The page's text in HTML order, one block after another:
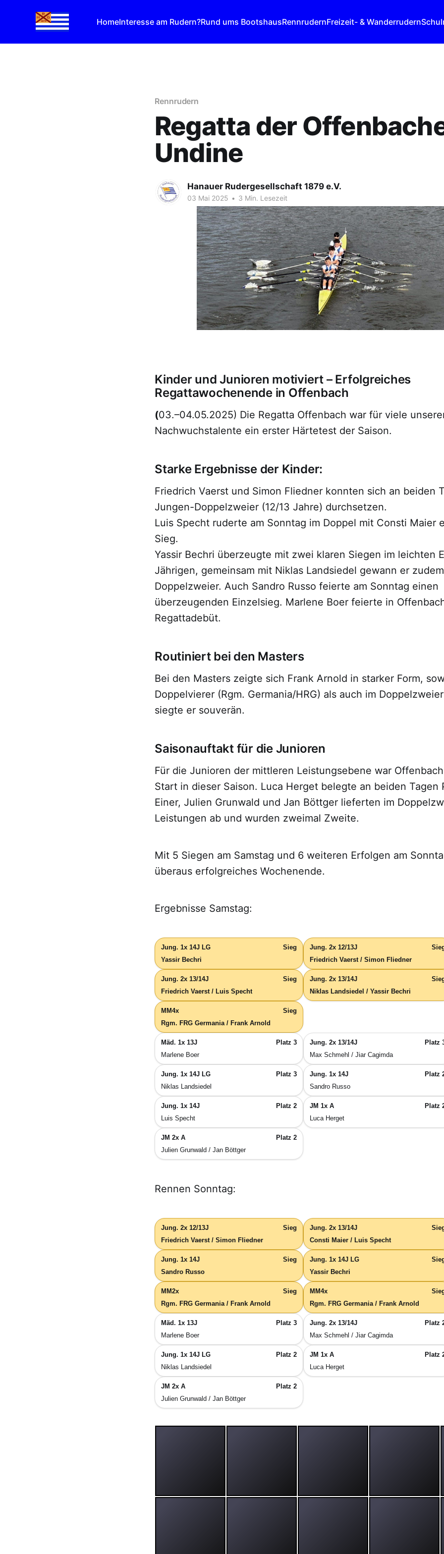
HomeInteresse am Rudern?Rund ums BootshausRennrudernFreizeit- & Wanderrudern
Rennrudern
Regatta der
Undine
Hanauer Rudergesellschaft 1879 e.V.
03 Mai 2025 • 3 Min. Lesezeit
Kinder und Junioren motiviert – Erfolgreiches
Regattawochenende in Offenbach
(03.–04.05.2025) Die Regatta Offenbach war für viele
Nachwuchstalente ein erster Härtetest der Saison.
Starke Ergebnisse der Kinder:
Friedrich Vaerst und Simon Fliedner konnten sich an beiden
Jungen-Doppelzweier (12/13 Jahre) durchsetzen.
Luis Specht ruderte am Sonntag im Doppel mit Consti Maier
Sieg.
Yassir Bechri überzeugte mit zwei klaren Siegen im leichten
Jährigen, gemeinsam mit Niklas Landsiedel gewann er
Doppelzweier. Auch Sandro Russo feierte am Sonntag einen
überzeugenden Einzelsieg. Marlene Boer feierte in
Regattadebüt.
Routiniert bei den Masters
Bei den Masters zeigte sich Frank Arnold in starker Form,
Doppelvierer (Rgm. Germania/HRG) als auch im
siegte er souverän.
Saisonauftakt für die Junioren
Für die Junioren der mittleren Leistungsebene war
Start in dieser Saison. Luca Herget belegte an beiden Tagen
Einer, Julien Grunwald und Jan Böttger lieferten im
Leistungen ab und wurden zweimal Zweite.
Mit 5 Siegen am Samstag und 6 weiteren Erfolgen am
überaus erfolgreiches Wochenende.
Ergebnisse Samstag:
Jung. 1x 14J LG
Yassir Bechri
Sieg
Jung. 2x 12/13J
Friedrich Vaerst / Simon Fliedner
Jung. 2x 13/14J
Friedrich Vaerst / Luis Specht
Sieg
Jung. 2x 13/14J
Niklas Landsiedel / Yassir Bechri
MM4x
Rgm. FRG Germania / Frank Arnold
Sieg
Mäd. 1x 13J
Marlene Boer
Platz 3
Jung. 2x 13/14J
Max Schmehl / Jiar Cagimda
Platz
Jung. 1x 14J LG
Niklas Landsiedel
Platz 3
Jung. 1x 14J
Sandro Russo
Platz
Jung. 1x 14J
Luis Specht
Platz 2
JM 1x A
Luca Herget
Platz
JM 2x A
Julien Grunwald / Jan Böttger
Platz 2
Rennen Sonntag:
Jung. 2x 12/13J
Friedrich Vaerst / Simon Fliedner
Sieg
Jung. 2x 13/14J
Consti Maier / Luis Specht
Jung. 1x 14J
Sandro Russo
Sieg
Jung. 1x 14J LG
Yassir Bechri
MM2x
Rgm. FRG Germania / Frank Arnold
Sieg
MM4x
Rgm. FRG Germania / Frank Arnold
Mäd. 1x 13J
Marlene Boer
Platz 3
Jung. 2x 13/14J
Max Schmehl / Jiar Cagimda
Platz
Jung. 1x 14J LG
Niklas Landsiedel
Platz 2
JM 1x A
Luca Herget
Platz
JM 2x A
Julien Grunwald / Jan Böttger
Platz 2